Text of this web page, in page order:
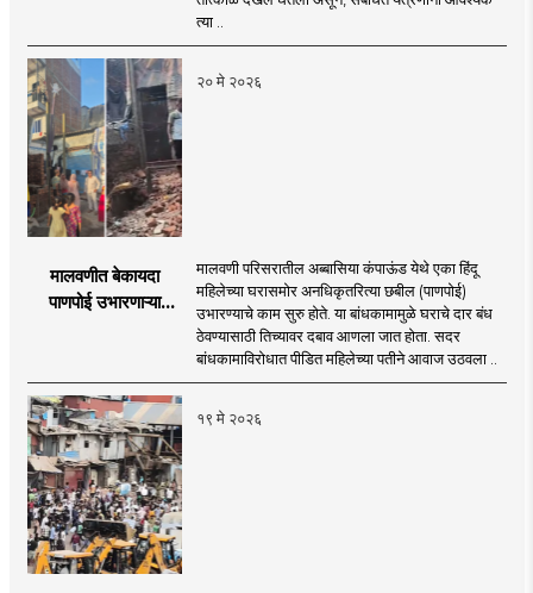
त्या ..
२० मे २०२६
मालवणीत बेकायदा
पाणपोई उभारणाऱ्या
मालवणी परिसरातील अब्बासिया कंपाऊंड येथे एका हिंदू
महिलेच्या घरासमोर अनधिकृतरित्या छबील (पाणपोई)
उभारण्याचे काम सुरु होते. या बांधकामामुळे घराचे दार बंध
ठेवण्यासाठी तिच्यावर दबाव आणला जात होता. सदर
बांधकामाविरोधात पीडित महिलेच्या पतीने आवाज उठवला ..
१९ मे २०२६